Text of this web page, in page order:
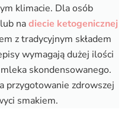
klimacie. Dla osób
nadiecie ketogenicznej
z tradycyjnym składem
wymagają dużej ilości
skondensowanego.
przygotowanie zdrowszej
smakiem.